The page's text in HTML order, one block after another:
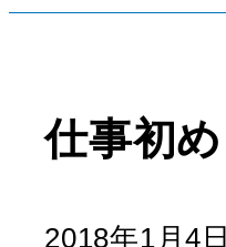
仕事初め
2018年1月4日